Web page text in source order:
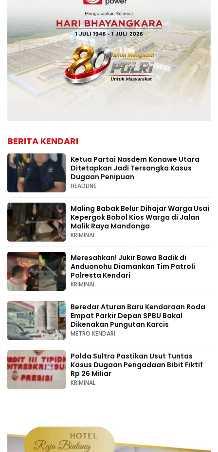
BERITA KENDARI
Ketua Partai Nasdem Konawe Utara
Ditetapkan Jadi Tersangka Kasus
Dugaan Penipuan
HEADLINE
Maling Babak Belur Dihajar Warga Usai
Kepergok Bobol Kios Warga di Jalan
Malik Raya Mandonga
KRIMINAL
Meresahkan! Jukir Bawa Badik di
Anduonohu Diamankan Tim Patroli
Polresta Kendari
KRIMINAL
Beredar Aturan Baru Kendaraan Roda
Empat Parkir Depan SPBU Bakal
Dikenakan Pungutan Karcis
METRO KENDARI
Polda Sultra Pastikan Usut Tuntas
Kasus Dugaan Pengadaan Bibit Fiktif
Rp 26 Miliar
KRIMINAL